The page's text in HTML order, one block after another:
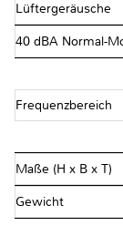
Lüftergeräusche
40 dBA Normal-
Frequenzbereich
Maße (H x B x T)
Gewicht